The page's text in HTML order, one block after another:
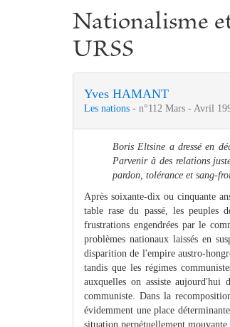
Nationalisme
URSS
Yves HAMANT
Les nations - n°112 Mars - Avril
Boris Eltsine a dressé en
Parvenir à des relations
pardon, tolérance et sang-
Après soixante-dix ou cinquante
table rase du passé, les peuples
frustrations engendrées par le
problèmes nationaux laissés en
disparition de l'empire austro-
tandis que les régimes
auxquelles on assiste
communiste. Dans la
évidemment une place
situation perpétuellement